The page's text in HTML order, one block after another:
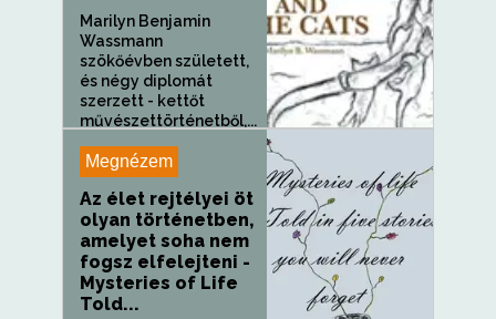
Marilyn Benjamin
Wassmann
szökőévben született,
és négy diplomát
szerzett - kettőt
művészettörténetből,...
Megnézem
Az élet rejtélyei öt
olyan történetben,
amelyet soha nem
fogsz elfelejteni -
Mysteries of Life
Told...